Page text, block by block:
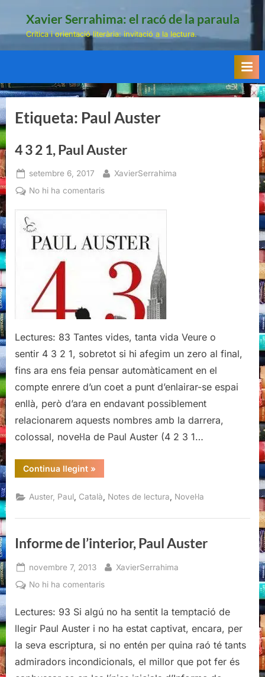
Xavier Serrahima: el racó de la paraula
Crítica i orientació literària: invitació a la lectura.
Etiqueta: Paul Auster
4 3 2 1, Paul Auster
Posted
on
setembre 6, 2017 By
XavierSerrahima
No hi ha comentarisa
1,
Auster
Lectures: 83 Tantes vides, tanta vida Veure o
sentir 4 3 2 1, sobretot si hi afegim un zero al final,
fins ara ens feia pensar automàticament en el
compte enrere d’un coet a punt d’enlairar-se espai
enllà, però d’ara en endavant possiblement
relacionarem aquests nombres amb la darrera,
colossal, novel·la de Paul Auster (4 2 3 1…
Continua llegint“4
3
1,
Paul
»
Auster, Paul Català Notes de lectura Novel·la
Informe de l’interior, Paul Auster
Posted
on
novembre 7, 2013 By
XavierSerrahima
No hi ha comentarisa
de
l’interior,
Auster
Lectures: 93 Si algú no ha sentit la temptació de
llegir Paul Auster i no ha estat captivat, encara, per
la seva escriptura, si no entén per quina raó té tants
admiradors incondicionals, el millor que pot fer és